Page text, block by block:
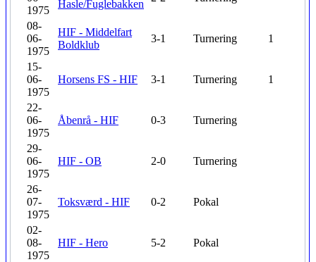
1975
Hasle/Fuglebakken
08-
06-
1975
HIF - Middelfart
Boldklub
3-1 Turnering 1
15-
06-
1975
Horsens FS - HIF 3-1 Turnering 1
22-
06-
1975
Åbenrå - HIF 0-3 Turnering
29-
06-
1975
HIF - OB 2-0 Turnering
26-
07-
1975
Toksværd - HIF 0-2 Pokal
02-
08-
1975
HIF - Hero 5-2 Pokal